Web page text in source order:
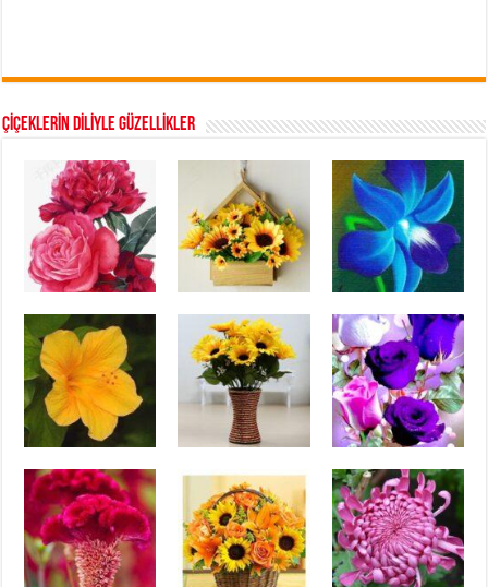
ÇİÇEKLERİN DİLİYLE GÜZELLİKLER